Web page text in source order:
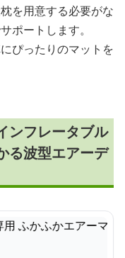
を用意する必要がな
ポートします。
ぴったりのマットを
ンフレータブル
る波型エアーデ